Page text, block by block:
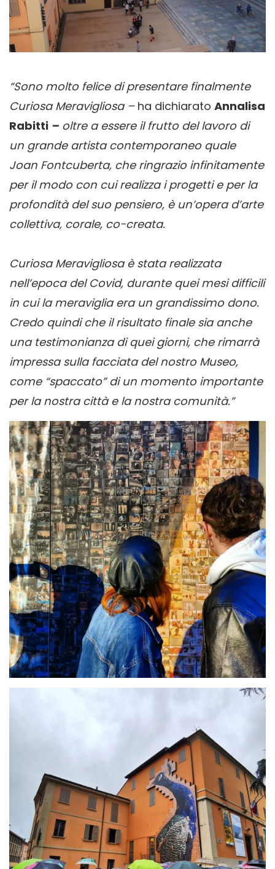
“Sono molto felice di presentare finalmente
Curiosa Meravigliosa – ha dichiarato Annalisa
Rabitti – oltre a essere il frutto del lavoro di
un grande artista contemporaneo quale
Joan Fontcuberta, che ringrazio infinitamente
per il modo con cui realizza i progetti e per la
profondità del suo pensiero, è un’opera d’arte
collettiva, corale, co-creata.
Curiosa Meravigliosa è stata realizzata
nell’epoca del Covid, durante quei mesi difficili
in cui la meraviglia era un grandissimo dono.
Credo quindi che il risultato finale sia anche
una testimonianza di quei giorni, che rimarrà
impressa sulla facciata del nostro Museo,
come “spaccato” di un momento importante
per la nostra città e la nostra comunità.”